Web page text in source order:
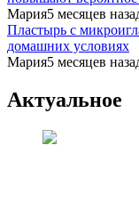
Мария5 месяцев
Пластырь с
домашних условиях
Мария5 месяцев
Актуальное